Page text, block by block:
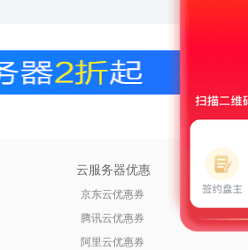
云服务器优惠
京东云优惠券
腾讯云优惠券
阿里云优惠券